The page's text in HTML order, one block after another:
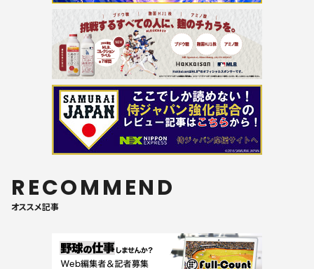
RECOMMEND
オススメ記事